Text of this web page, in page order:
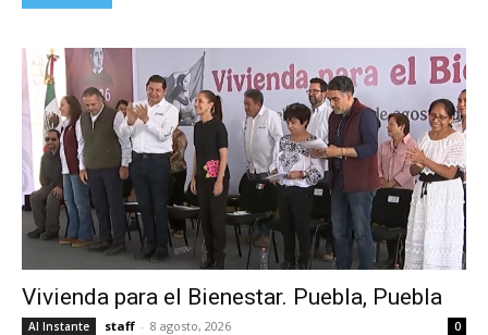
Vivienda para el Bienestar. Puebla, Puebla
Al Instante staff - 8 agosto, 2026 0